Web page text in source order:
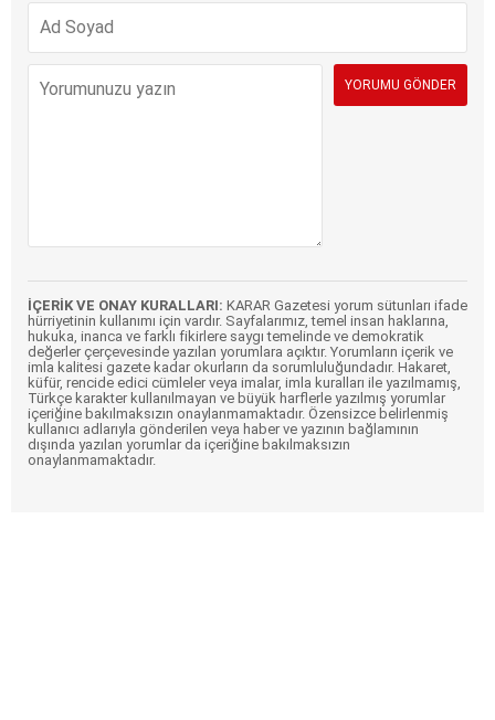
İÇERİK VE ONAY KURALLARI: KARAR Gazetesi yorum sütunları ifade
hürriyetinin kullanımı için vardır. Sayfalarımız, temel insan haklarına,
hukuka, inanca ve farklı fikirlere saygı temelinde ve demokratik
değerler çerçevesinde yazılan yorumlara açıktır. Yorumların içerik ve
imla kalitesi gazete kadar okurların da sorumluluğundadır. Hakaret,
küfür, rencide edici cümleler veya imalar, imla kuralları ile yazılmamış,
Türkçe karakter kullanılmayan ve büyük harflerle yazılmış yorumlar
içeriğine bakılmaksızın onaylanmamaktadır. Özensizce belirlenmiş
kullanıcı adlarıyla gönderilen veya haber ve yazının bağlamının
dışında yazılan yorumlar da içeriğine bakılmaksızın
onaylanmamaktadır.